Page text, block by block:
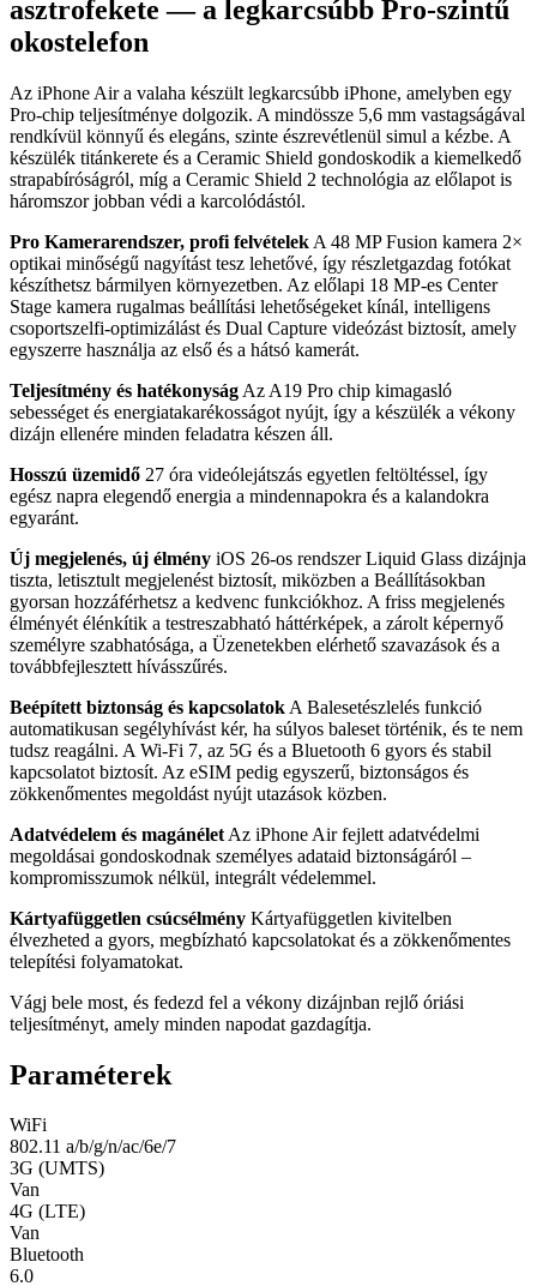
asztrofekete — a legkarcsúbb Pro‑szintű
okostelefon
Az iPhone Air a valaha készült legkarcsúbb iPhone, amelyben egy
Pro‑chip teljesítménye dolgozik. A mindössze 5,6 mm vastagságával
rendkívül könnyű és elegáns, szinte észrevétlenül simul a kézbe. A
készülék titánkerete és a Ceramic Shield gondoskodik a kiemelkedő
strapabíróságról, míg a Ceramic Shield 2 technológia az előlapot is
háromszor jobban védi a karcolódástól.
Pro Kamerarendszer, profi felvételek A 48 MP Fusion kamera 2×
optikai minőségű nagyítást tesz lehetővé, így részletgazdag fotókat
készíthetsz bármilyen környezetben. Az előlapi 18 MP‑es Center
Stage kamera rugalmas beállítási lehetőségeket kínál, intelligens
csoportszelfi‑optimizálást és Dual Capture videózást biztosít, amely
egyszerre használja az első és a hátsó kamerát.
Teljesítmény és hatékonyság Az A19 Pro chip kimagasló
sebességet és energiatakarékosságot nyújt, így a készülék a vékony
dizájn ellenére minden feladatra készen áll.
Hosszú üzemidő 27 óra videólejátszás egyetlen feltöltéssel, így
egész napra elegendő energia a mindennapokra és a kalandokra
egyaránt.
Új megjelenés, új élmény iOS 26‑os rendszer Liquid Glass dizájnja
tiszta, letisztult megjelenést biztosít, miközben a Beállításokban
gyorsan hozzáférhetsz a kedvenc funkciókhoz. A friss megjelenés
élményét élénkítik a testreszabható háttérképek, a zárolt képernyő
személyre szabhatósága, a Üzenetekben elérhető szavazások és a
továbbfejlesztett hívásszűrés.
Beépített biztonság és kapcsolatok A Balesetészlelés funkció
automatikusan segélyhívást kér, ha súlyos baleset történik, és te nem
tudsz reagálni. A Wi‑Fi 7, az 5G és a Bluetooth 6 gyors és stabil
kapcsolatot biztosít. Az eSIM pedig egyszerű, biztonságos és
zökkenőmentes megoldást nyújt utazások közben.
Adatvédelem és magánélet Az iPhone Air fejlett adatvédelmi
megoldásai gondoskodnak személyes adataid biztonságáról –
kompromisszumok nélkül, integrált védelemmel.
Kártyafüggetlen csúcsélmény Kártyafüggetlen kivitelben
élvezheted a gyors, megbízható kapcsolatokat és a zökkenőmentes
telepítési folyamatokat.
Vágj bele most, és fedezd fel a vékony dizájnban rejlő óriási
teljesítményt, amely minden napodat gazdagítja.
Paraméterek
WiFi
802.11 a/b/g/n/ac/6e/7
3G (UMTS)
Van
4G (LTE)
Van
Bluetooth
6.0